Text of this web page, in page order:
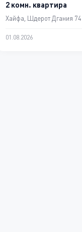
2 комн. квартира
Хайфа, Шдерот Дгания 74
01.08.2026